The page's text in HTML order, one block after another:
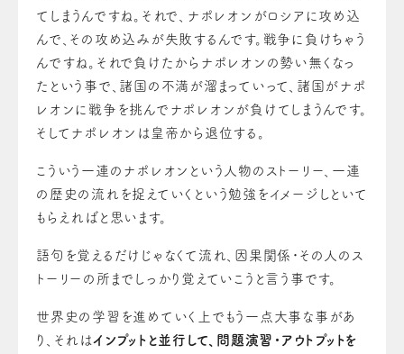
てしまうんですね。それで、ナポレオンがロシアに攻め込
んで、その攻め込みが失敗するんです。戦争に負けちゃう
んですね。それで負けたからナポレオンの勢い無くなっ
たという事で、諸国の不満が溜まっていって、諸国がナポ
レオンに戦争を挑んでナポレオンが負けてしまうんです。
そしてナポレオンは皇帝から退位する。
こういう一連のナポレオンという人物のストーリー、一連
の歴史の流れを捉えていくという勉強をイメージしといて
もらえればと思います。
語句を覚えるだけじゃなくて流れ、因果関係・その人のス
トーリーの所までしっかり覚えていこうと言う事です。
世界史の学習を進めていく上でもう一点大事な事があ
り、それはインプットと並行して、問題演習・アウトプットを